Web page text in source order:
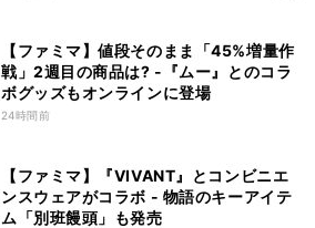
【ファミマ】値段そのまま「45%増量作
戦」2週目の商品は? -『ムー』とのコラ
ボグッズもオンラインに登場
24時間前
【ファミマ】『VIVANT』とコンビニエ
ンスウェアがコラボ - 物語のキーアイテ
ム「別班饅頭」も発売